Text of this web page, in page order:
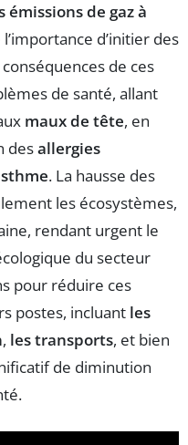
émissions de gaz à
d’initier des
de ces
de santé, allant
maux de tête, en
desallergies
. La hausse des
les écosystèmes,
rendant urgent le
du secteur
pour réduire ces
postes, incluant les
, les transports, et bien
de diminution